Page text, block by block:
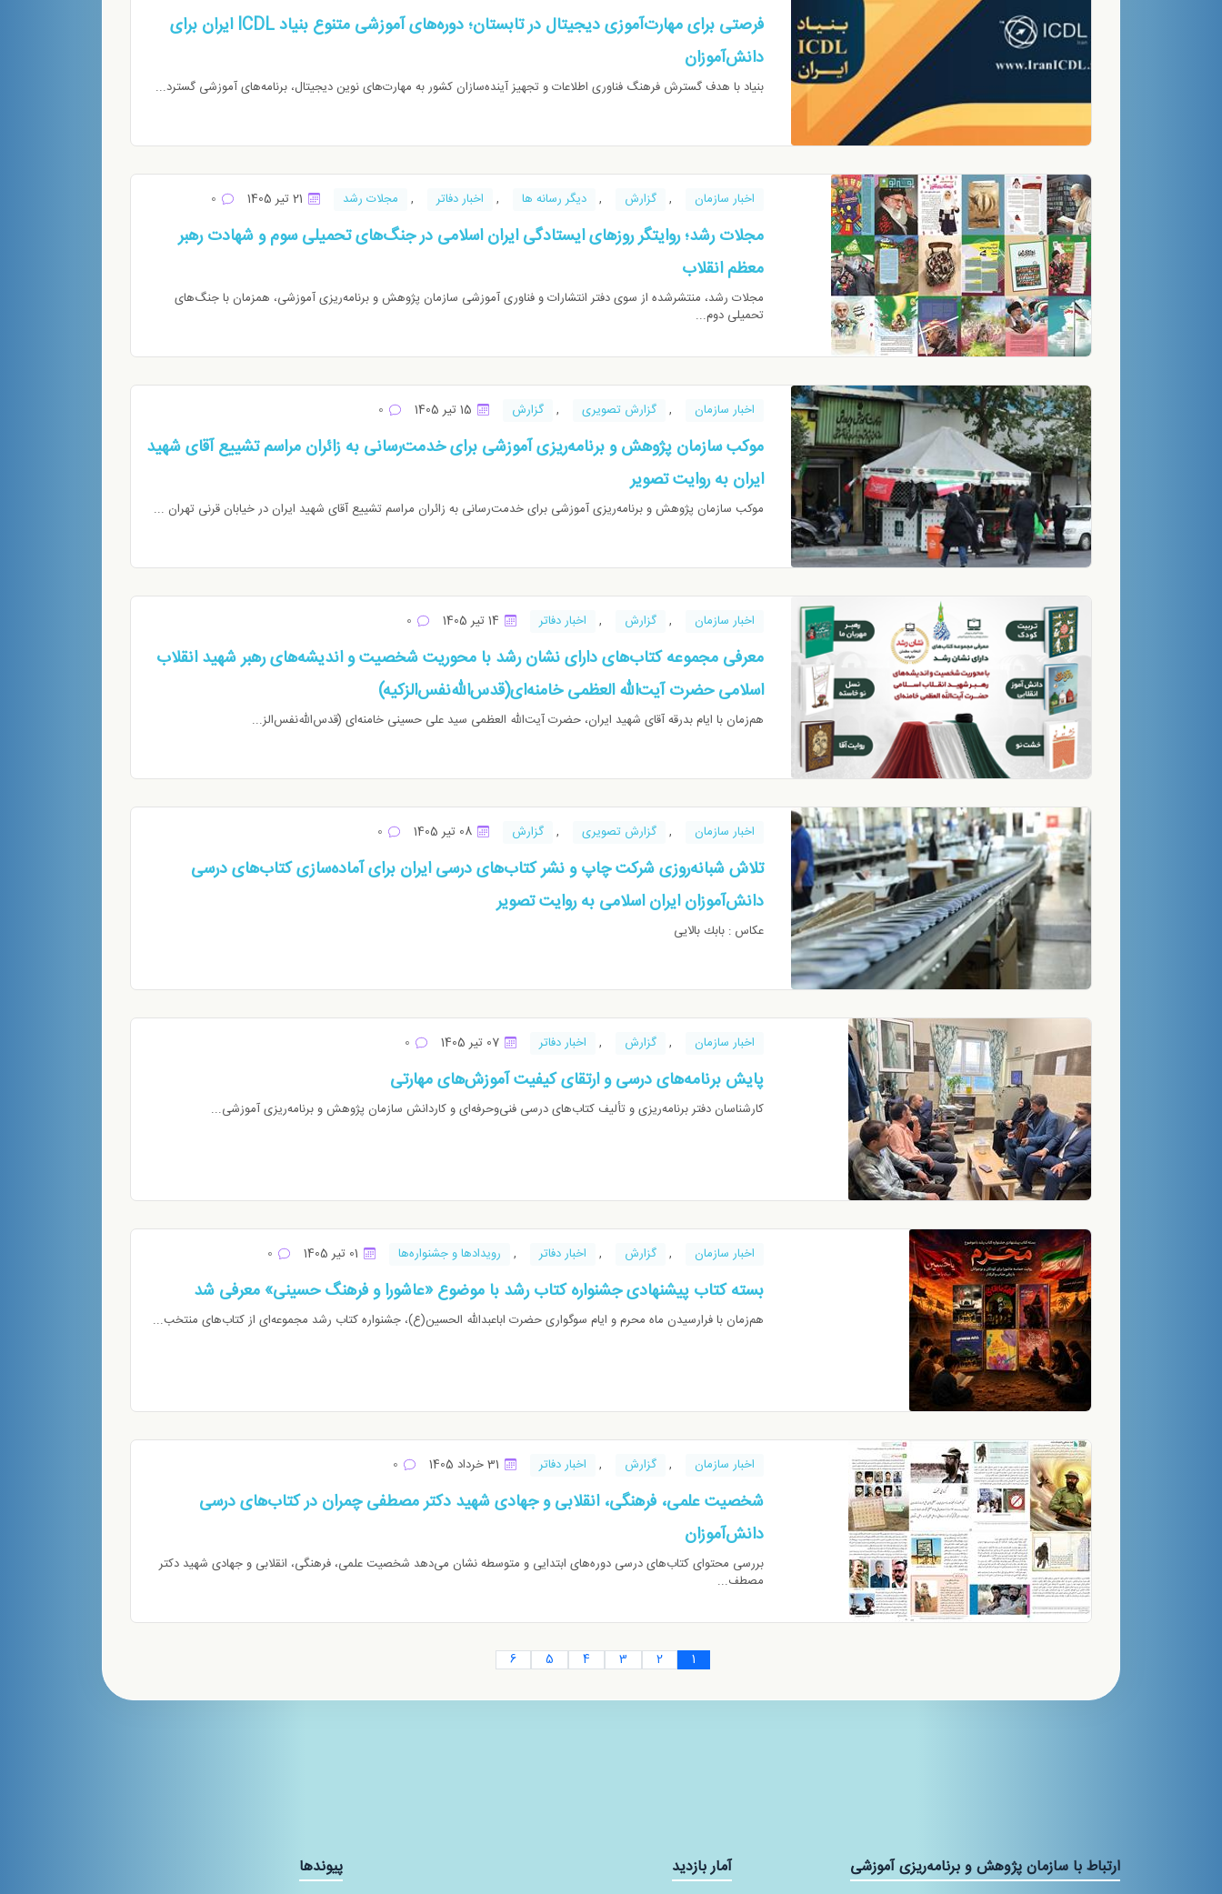
فرصتی برای مهارت‌آموزی دیجیتال در تابستان؛ دوره‌های آموزشی متنوع بنیاد ICDL ايران برای
دانش‌آموزان
بنیاد با هدف گسترش فرهنگ فناوری اطلاعات و تجهیز آینده‌سازان کشور به مهارت‌های نوین دیجیتال، برنامه‌های آموزشی گسترد...
اخبار سازمان , گزارش , دیگر رسانه ها , اخبار دفاتر , مجلات رشد
مجلات رشد؛ روایتگر روزهای ایستادگی ایران اسلامی در جنگ‌های تحمیلی سوم و شهادت رهبر
معظم انقلاب
مجلات رشد، منتشرشده از سوی دفتر انتشارات و فناوری آموزشی سازمان پژوهش و برنامه‌ریزی آموزشی، همزمان با جنگ‌های
تحمیلی دوم...
اخبار سازمان , گزارش تصویری , گزارش
موکب سازمان پژوهش و برنامه‌‌ریزی آموزشی برای خدمت‌رسانی به زائران مراسم تشییع آقای شهید
ایران به روایت تصویر
موکب سازمان پژوهش و برنامه‌‌ریزی آموزشی برای خدمت‌رسانی به زائران مراسم تشییع آقای شهید ایران در خیابان قرنی تهران ...
اخبار سازمان , گزارش , اخبار دفاتر
معرفی مجموعه کتاب‌های دارای نشان رشد با محوریت شخصیت و اندیشه‌های رهبر شهید انقلاب
اسلامی حضرت آیت‌الله العظمی خامنه‌ای(قدس‌الله‌نفس‌الزکیه)
هم‌زمان با ایام بدرقه آقای شهید ایران، حضرت آیت‌الله العظمی سید علی حسینی خامنه‌ای (قدس‌الله‌نفس‌الز...
اخبار سازمان , گزارش تصویری , گزارش
تلاش شبانه‌روزی شرکت چاپ و نشر کتاب‌های درسی ایران برای آماده‌سازی کتاب‌های درسی
دانش‌آموزان ایران اسلامی به روایت تصویر
عكاس : بابك بالايی
اخبار سازمان , گزارش , اخبار دفاتر
پایش برنامه‌های درسی و ارتقای کیفیت آموزش‌های مهارتی
کارشناسان دفتر برنامه‌ریزی و تألیف کتاب‌های درسی فنی‌وحرفه‌ای و کاردانش سازمان پژوهش و برنامه‌ریزی آموزشی...
اخبار سازمان , گزارش , اخبار دفاتر , رویدادها و جشنواره‌ها
بسته کتاب پیشنهادی جشنواره کتاب رشد با موضوع «عاشورا و فرهنگ حسینی» معرفی شد
هم‌زمان با فرارسیدن ماه محرم و ایام سوگواری حضرت اباعبدالله الحسین(ع)، جشنواره کتاب رشد مجموعه‌ای از کتاب‌های منتخب...
اخبار سازمان , گزارش , اخبار دفاتر
شخصیت علمی، فرهنگی، انقلابی و جهادی شهید دکتر مصطفی چمران در کتاب‌های درسی
دانش‌آموزان
بررسی محتوای کتاب‌های درسی دوره‌های ابتدایی و متوسطه نشان می‌دهد شخصیت علمی، فرهنگی، انقلابی و جهادی شهید دکتر
مصطف...
1
2
3
4
5
6
ارتباط با سازمان پژوهش و برنامه‌ریزی آموزشی آمار بازدید پیوندها